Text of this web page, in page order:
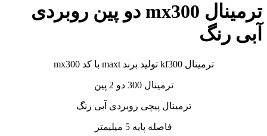
ترمینال mx300 دو پین روبردی
آبی رنگ
ترمینال kf300 تولید برند maxt با کد mx300
ترمینال 300 دو 2 پین
ترمینال پیچی روبردی آبی رنگ
فاصله پایه 5 میلیمتر